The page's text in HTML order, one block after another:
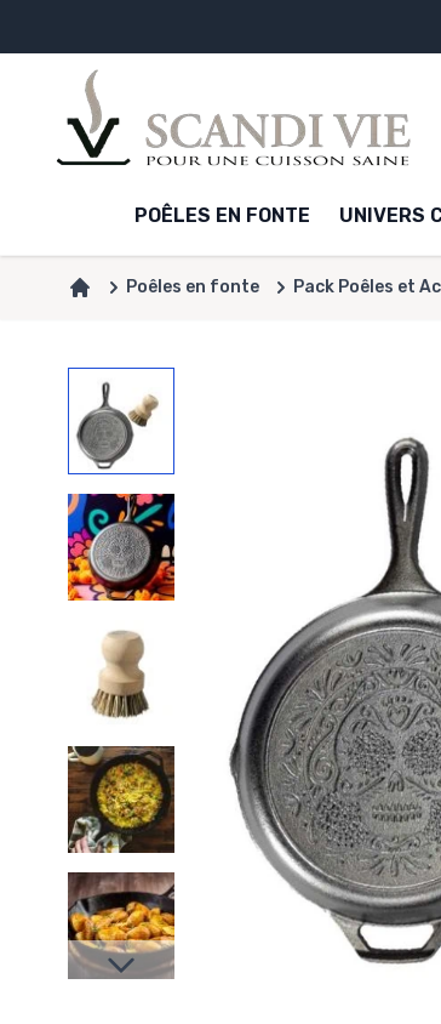
POÊLES EN FONTE UNIVERS
Poêles en fonte Pack Poêles et
Slides suivantes